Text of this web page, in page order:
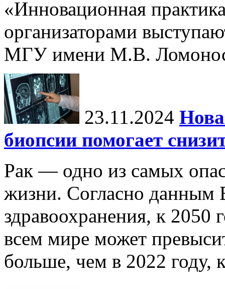
«Инновационная
организаторами
МГУ имени М.В.
23.11.2024
биопсии помогает
Рак — одно из самых
жизни. Согласно данным
здравоохранения, к 2050
всем мире может
больше, чем в 2022 году,